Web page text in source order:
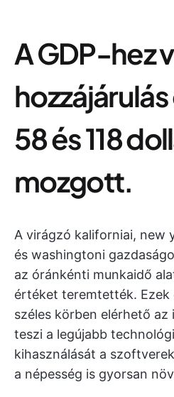
A GDP-hez
58 és 118
mozgott.
A virágzó kaliforniai, new
és washingtoni
az óránkénti munkaidő
értéket teremtették. Ezek
széles körben elérhető
teszi a legújabb
kihasználását a
a népesség is gyorsan